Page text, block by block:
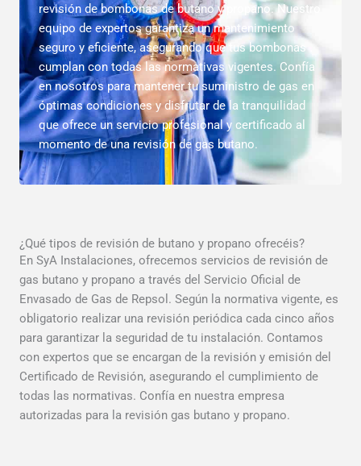
revisión de bombonas de butano y propano. Nuestro
equipo de expertos garantiza un mantenimiento
seguro y eficiente, asegurando que tus bombonas
cumplan con todas las normativas vigentes. Confía
en nosotros para mantener tu suministro de gas en
óptimas condiciones y disfrutar de la tranquilidad
que ofrece un servicio profesional y certificado al
momento de una revisión de gas butano.
¿Qué tipos de revisión de butano y propano ofrecéis?
En SyA Instalaciones, ofrecemos servicios de revisión de
gas butano y propano a través del Servicio Oficial de
Envasado de Gas de Repsol. Según la normativa vigente, es
obligatorio realizar una revisión periódica cada cinco años
para garantizar la seguridad de tu instalación. Contamos
con expertos que se encargan de la revisión y emisión del
Certificado de Revisión, asegurando el cumplimiento de
todas las normativas. Confía en nuestra empresa
autorizadas para la revisión gas butano y propano.